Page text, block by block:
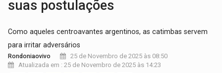
suas postulações
Como aqueles centroavantes argentinos, as catimbas servem
para irritar adversários
Rondoniaovivo
25 de Novembro de 2025 às 08:50
Atualizada em : 25 de Novembro de 2025 às 14:23